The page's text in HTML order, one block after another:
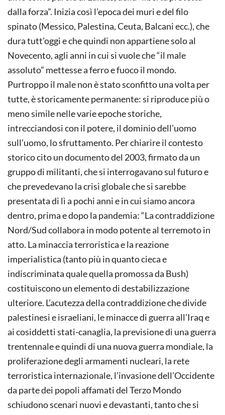
dalla forza”. Inizia così l’epoca dei muri e del filo
spinato (Messico, Palestina, Ceuta, Balcani ecc.), che
dura tutt’oggi e che quindi non appartiene solo al
Novecento, agli anni in cui si vuole che “il male
assoluto” mettesse a ferro e fuoco il mondo.
Purtroppo il male non è stato sconfitto una volta per
tutte, è storicamente permanente: si riproduce più o
meno simile nelle varie epoche storiche,
intrecciandosi con il potere, il dominio dell’uomo
sull’uomo, lo sfruttamento. Per chiarire il contesto
storico cito un documento del 2003, firmato da un
gruppo di militanti, che si interrogavano sul futuro e
che prevedevano la crisi globale che si sarebbe
presentata di lì a pochi anni e in cui siamo ancora
dentro, prima e dopo la pandemia: “La contraddizione
Nord/Sud collabora in modo potente al terremoto in
atto. La minaccia terroristica e la reazione
imperialistica (tanto più in quanto cieca e
indiscriminata quale quella promossa da Bush)
costituiscono un elemento di destabilizzazione
ulteriore. L’acutezza della contraddizione che divide
palestinesi e israeliani, le minacce di guerra all’Iraq e
ai cosiddetti stati-canaglia, la previsione di una guerra
trentennale e quindi di una nuova guerra mondiale, la
proliferazione degli armamenti nucleari, la rete
terroristica internazionale, l’invasione dell’Occidente
da parte dei popoli affamati del Terzo Mondo
schiudono scenari nuovi e devastanti, tanto che si